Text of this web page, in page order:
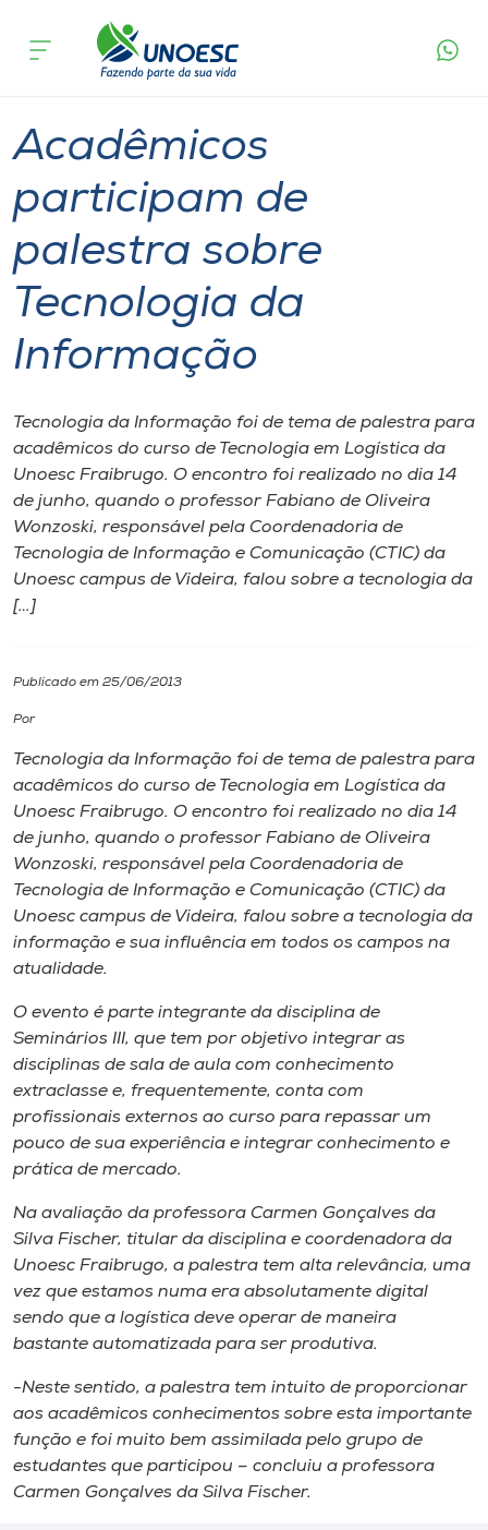
Cursos
Atendimento ao Estudante
Portal de Ensino
Internacionalização
I.nova
Diplomados
Biblioteca
Editora
Rádio
Unoesc
Store
A+
A-
acontece
Acadêmicos
participam de
palestra sobre
Tecnologia da
Informação
Tecnologia da Informação foi de tema de palestra para
acadêmicos do curso de Tecnologia em Logística da
Unoesc Fraibrugo. O encontro foi realizado no dia 14
de junho, quando o professor Fabiano de Oliveira
Wonzoski, responsável pela Coordenadoria de
Tecnologia de Informação e Comunicação (CTIC) da
Unoesc campus de Videira, falou sobre a tecnologia da
[…]
Publicado em 25/06/2013
Por
Tecnologia da Informação foi de tema de palestra para
acadêmicos do curso de Tecnologia em Logística da
Unoesc Fraibrugo. O encontro foi realizado no dia 14
de junho, quando o professor Fabiano de Oliveira
Wonzoski, responsável pela Coordenadoria de
Tecnologia de Informação e Comunicação (CTIC) da
Unoesc campus de Videira, falou sobre a tecnologia da
informação e sua influência em todos os campos na
atualidade.
O evento é parte integrante da disciplina de
Seminários III, que tem por objetivo integrar as
disciplinas de sala de aula com conhecimento
extraclasse e, frequentemente, conta com
profissionais externos ao curso para repassar um
pouco de sua experiência e integrar conhecimento e
prática de mercado.
Na avaliação da professora Carmen Gonçalves da
Silva Fischer, titular da disciplina e coordenadora da
Unoesc Fraibrugo, a palestra tem alta relevância, uma
vez que estamos numa era absolutamente digital
sendo que a logística deve operar de maneira
bastante automatizada para ser produtiva.
-Neste sentido, a palestra tem intuito de proporcionar
aos acadêmicos conhecimentos sobre esta importante
função e foi muito bem assimilada pelo grupo de
estudantes que participou – concluiu a professora
Carmen Gonçalves da Silva Fischer.